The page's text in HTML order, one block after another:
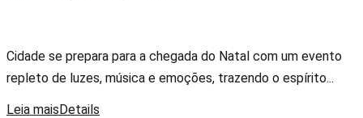
Cidade se prepara para a chegada do Natal com um evento
repleto de luzes, música e emoções, trazendo o espírito...
Leia maisDetails